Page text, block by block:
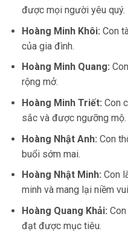
được mọi người yêu quý.
Hoàng Minh Khôi: Con
của gia đình.
Hoàng Minh Quang:
rộng mở.
Hoàng Minh Triết: Con
sắc và được ngưỡng mộ.
Hoàng Nhật Anh: Con
buổi sớm mai.
Hoàng Nhật Minh: Con
minh và mang lại niềm
Hoàng Quang Khải:
đạt được mục tiêu.